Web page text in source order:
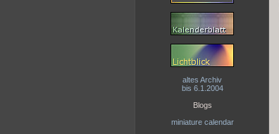
altes Archiv
bis 6.1.2004
Blogs
miniature calendar